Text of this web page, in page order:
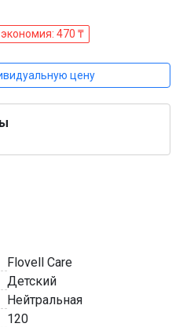
470 ₸
цену
Flovell Care
Детский
Нейтральная
120